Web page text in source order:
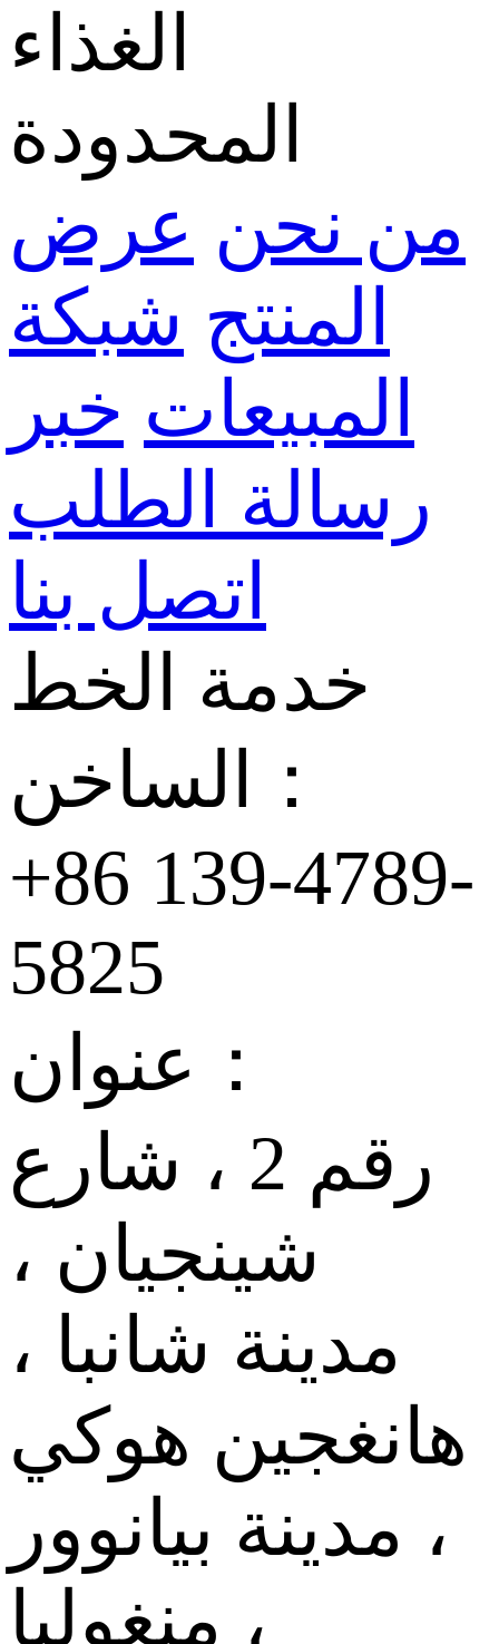
الغذاء
المحدودة
من نحن عرض
المنتج شبكة
المبيعات خبر
رسالة الطلب
اتصل بنا
خدمة الخط
الساخن：
+86 139-4789-
5825
عنوان：
رقم 2 ، شارع
شينجيان ،
مدينة شانبا ،
هانغجين هوكي
، مدينة بيانوور
، منغوليا